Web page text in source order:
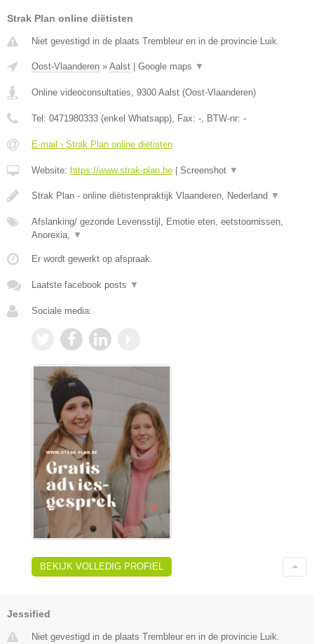
Strak Plan online diëtisten
Niet gevestigd in de plaats Trembleur en in de provincie Luik.
Oost-Vlaanderen » Aalst Google maps ▼
Online videoconsultaties, 9300 Aalst (Oost-Vlaanderen)
Tel: 0471980333 (enkel Whatsapp), Fax: -, BTW-nr: -
E-mail › Strak Plan online diëtisten
Website: https://www.strak-plan.be Screenshot ▼
Strak Plan - online diëtistenpraktijk Vlaanderen, Nederland ▼
Afslanking/ gezonde Levensstijl, Emotie eten, eetstoornissen,
Anorexia, ▼
Er wordt gewerkt op afspraak.
Laatste facebook posts ▼
Sociale media:
BEKIJK VOLLEDIG PROFIEL
Jessified
Niet gevestigd in de plaats Trembleur en in de provincie Luik.